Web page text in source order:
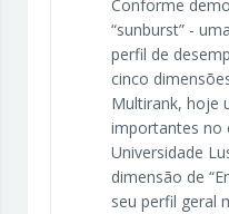
Conforme
“sunburst” -
perfil de
cinco
Multirank, hoje
importantes no
Universidade
dimensão de
seu perfil geral